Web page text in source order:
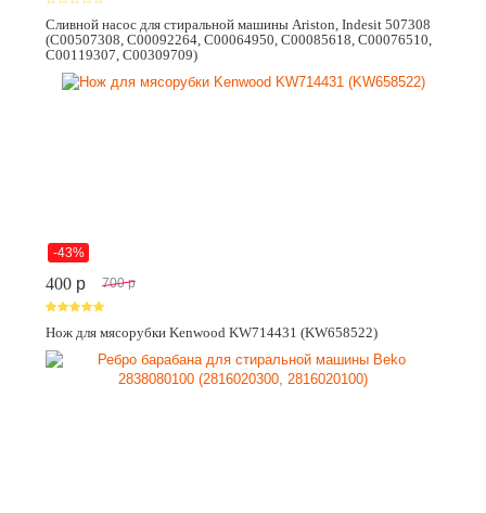
Сливной насос для стиральной машины Ariston, Indesit 507308
(C00507308, C00092264, C00064950, C00085618, C00076510,
C00119307, C00309709)
-43%
400 p 700 p
Нож для мясорубки Kenwood KW714431 (KW658522)